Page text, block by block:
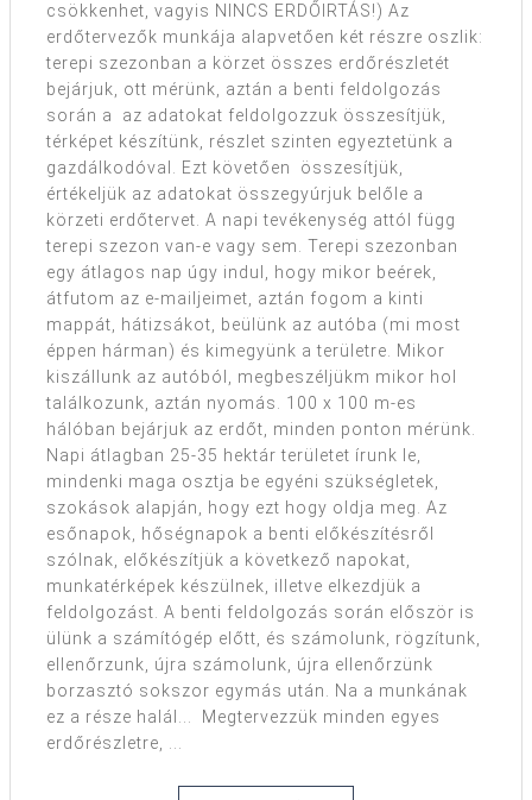
csökkenhet, vagyis NINCS ERDŐIRTÁS!) Az
erdőtervezők munkája alapvetően két részre oszlik:
terepi szezonban a körzet összes erdőrészletét
bejárjuk, ott mérünk, aztán a benti feldolgozás
során a az adatokat feldolgozzuk összesítjük,
térképet készítünk, részlet szinten egyeztetünk a
gazdálkodóval. Ezt követően összesítjük,
értékeljük az adatokat összegyúrjuk belőle a
körzeti erdőtervet. A napi tevékenység attól függ
terepi szezon van-e vagy sem. Terepi szezonban
egy átlagos nap úgy indul, hogy mikor beérek,
átfutom az e-mailjeimet, aztán fogom a kinti
mappát, hátizsákot, beülünk az autóba (mi most
éppen hárman) és kimegyünk a területre. Mikor
kiszállunk az autóból, megbeszéljükm mikor hol
találkozunk, aztán nyomás. 100 x 100 m-es
hálóban bejárjuk az erdőt, minden ponton mérünk.
Napi átlagban 25-35 hektár területet írunk le,
mindenki maga osztja be egyéni szükségletek,
szokások alapján, hogy ezt hogy oldja meg. Az
esőnapok, hőségnapok a benti előkészítésről
szólnak, előkészítjük a következő napokat,
munkatérképek készülnek, illetve elkezdjük a
feldolgozást. A benti feldolgozás során először is
ülünk a számítógép előtt, és számolunk, rögzítunk,
ellenőrzunk, újra számolunk, újra ellenőrzünk
borzasztó sokszor egymás után. Na a munkának
ez a része halál... Megtervezzük minden egyes
erdőrészletre, ...